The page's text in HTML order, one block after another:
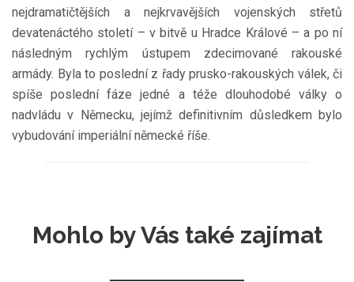
nejdramatičtějších a nejkrvavějších vojenských střetů
devatenáctého století – v bitvě u Hradce Králové – a po ní
následným rychlým ústupem zdecimované rakouské
armády. Byla to poslední z řady prusko-rakouských válek, či
spíše poslední fáze jedné a téže dlouhodobé války o
nadvládu v Německu, jejímž definitivním důsledkem bylo
vybudování imperiální německé říše.
Mohlo by Vás také zajímat